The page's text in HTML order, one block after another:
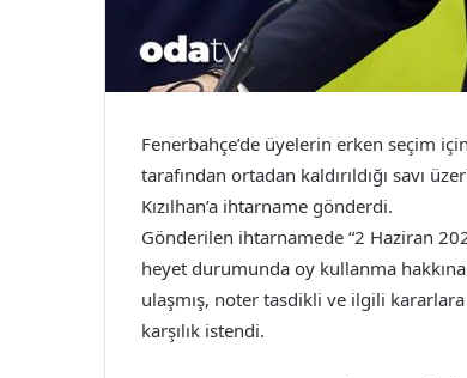
Fenerbahçe’de üyelerin erken seçim
tarafından ortadan kaldırıldığı savı
Kızılhan’a ihtarname gönderdi.
Gönderilen ihtarnamede “2 Haziran
heyet durumunda oy kullanma
ulaşmış, noter tasdikli ve ilgili
karşılık istendi.